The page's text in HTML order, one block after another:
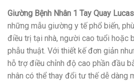
Giường Bệnh Nhân 1 Tay Quay
những mẫu giường y tế phổ biến,
điều trị tại nhà, người cao tuổi hoặc
phẫu thuật. Với thiết kế đơn giản
hỗ trợ điều chỉnh độ cao phần đầu
nhân có thể thay đổi tư thế dễ dàng